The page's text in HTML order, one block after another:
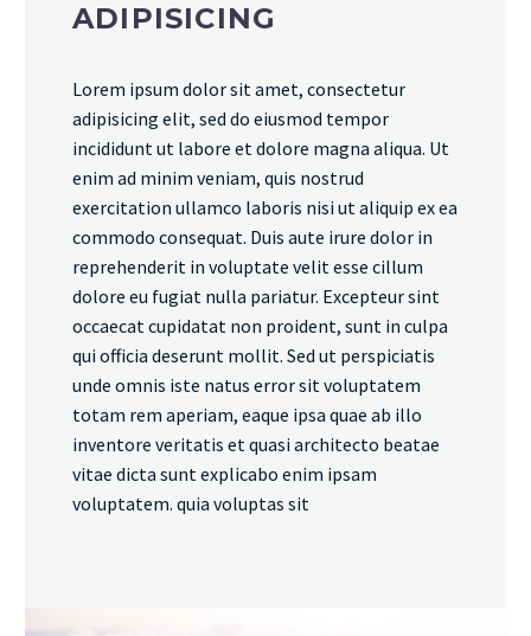
ADIPISICING
Lorem ipsum dolor sit amet, consectetur
adipisicing elit, sed do eiusmod tempor
incididunt ut labore et dolore magna aliqua. Ut
enim ad minim veniam, quis nostrud
exercitation ullamco laboris nisi ut aliquip ex ea
commodo consequat. Duis aute irure dolor in
reprehenderit in voluptate velit esse cillum
dolore eu fugiat nulla pariatur. Excepteur sint
occaecat cupidatat non proident, sunt in culpa
qui officia deserunt mollit. Sed ut perspiciatis
unde omnis iste natus error sit voluptatem
totam rem aperiam, eaque ipsa quae ab illo
inventore veritatis et quasi architecto beatae
vitae dicta sunt explicabo enim ipsam
voluptatem. quia voluptas sit